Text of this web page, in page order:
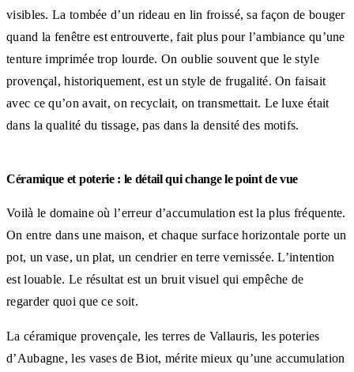
visibles. La tombée d’un rideau en lin froissé, sa façon de bouger
quand la fenêtre est entrouverte, fait plus pour l’ambiance qu’une
tenture imprimée trop lourde. On oublie souvent que le style
provençal, historiquement, est un style de frugalité. On faisait
avec ce qu’on avait, on recyclait, on transmettait. Le luxe était
dans la qualité du tissage, pas dans la densité des motifs.
Céramique et poterie : le détail qui change le point de vue
Voilà le domaine où l’erreur d’accumulation est la plus fréquente.
On entre dans une maison, et chaque surface horizontale porte un
pot, un vase, un plat, un cendrier en terre vernissée. L’intention
est louable. Le résultat est un bruit visuel qui empêche de
regarder quoi que ce soit.
La céramique provençale, les terres de Vallauris, les poteries
d’Aubagne, les vases de Biot, mérite mieux qu’une accumulation